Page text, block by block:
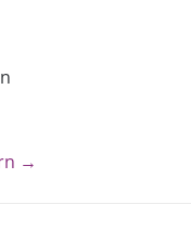
→